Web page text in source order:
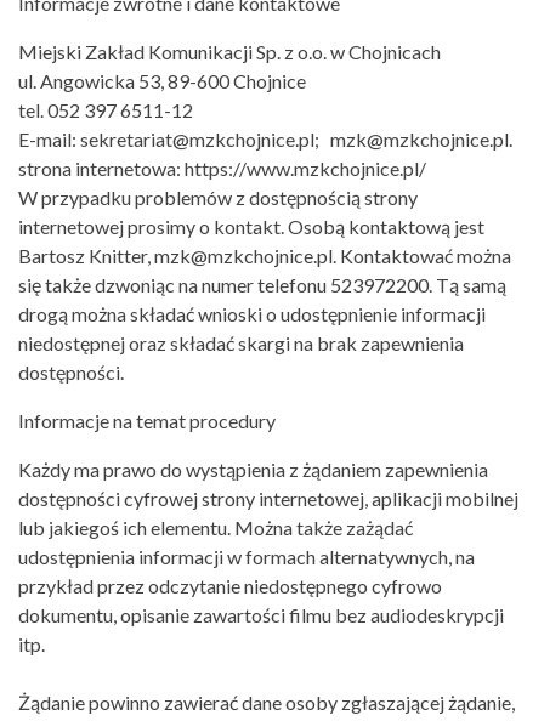
Miejski Zakład Komunikacji Sp. z o.o. w Chojnicach
ul. Angowicka 53, 89-600 Chojnice
tel. 052 397 6511-12
E-mail: sekretariat@mzkchojnice.pl; mzk@mzkchojnice.pl.
strona internetowa: https://www.mzkchojnice.pl/
W przypadku problemów z dostępnością strony
internetowej prosimy o kontakt. Osobą kontaktową jest
Bartosz Knitter, mzk@mzkchojnice.pl. Kontaktować można
się także dzwoniąc na numer telefonu 523972200. Tą samą
drogą można składać wnioski o udostępnienie informacji
niedostępnej oraz składać skargi na brak zapewnienia
dostępności.
Informacje na temat procedury
Każdy ma prawo do wystąpienia z żądaniem zapewnienia
dostępności cyfrowej strony internetowej, aplikacji mobilnej
lub jakiegoś ich elementu. Można także zażądać
udostępnienia informacji w formach alternatywnych, na
przykład przez odczytanie niedostępnego cyfrowo
dokumentu, opisanie zawartości filmu bez audiodeskrypcji
itp.
Żądanie powinno zawierać dane osoby zgłaszającej żądanie,